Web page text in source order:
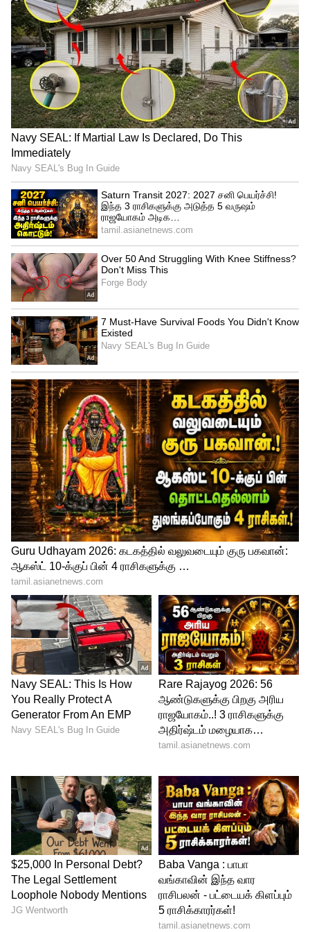
இதன்படி மொத்த மக்கள் தொகையில்
மூத்த குடிமக்களில் 98 சதவீதம் பேர்
குறைந்தது ஒரு டோசும், 90 சதவீதம் பேர்
முழு அளவிலும் தடுப்பூசி செலுத்தி
கொண்டுள்ளனர். இந்த நிலையில், 200
கோடி டோஸ் தடுப்பூசி சாதனையை
அடைந்ததற்காக தடுப்பூசி செலுத்திய
அனைவருக்கும் பிரதமர் மோடி பாராட்டு
தெரிவிக்கும் விதமாக தனிப்பட்ட முறையில்
அவர்களுக்கு பாராட்டு கடிதங்களை எழுதி
வாழ்த்தியுள்ளார். இதனை தடுப்பூசி
செலுத்தியவர்கள் கோவின் தளத்தில்
உள்ளீடு செய்து பிரதமரின் பாராட்டு
கடிதத்தை பதிவிறக்கம் செய்யலாம் என
மத்திய சுகாதாரத்துறை தெரிவித்துள்ளது.
வெற்றி!